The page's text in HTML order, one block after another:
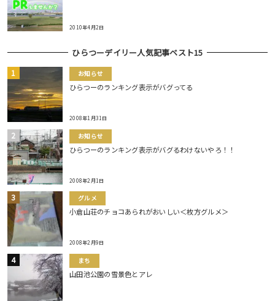
2010年4月2日
ひらつーデイリー人気記事ベスト15
お知らせ
ひらつーのランキング表示がバグってる
2008年1月31日
お知らせ
ひらつーのランキング表示がバグるわけないやろ！！
2008年2月1日
グルメ
小倉山荘のチョコあられがおいしい＜枚方グルメ＞
2008年2月9日
まち
山田池公園の雪景色とアレ